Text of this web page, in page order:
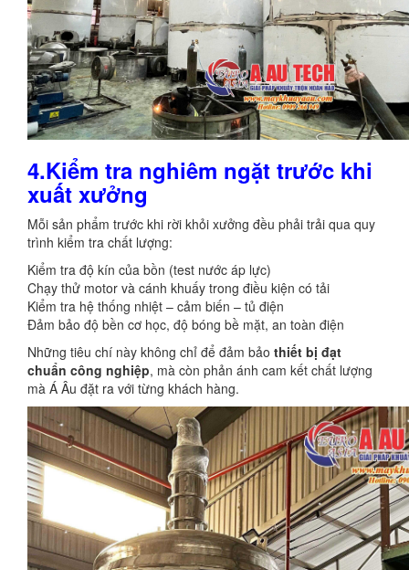
4.Kiểm tra nghiêm ngặt trước khi
xuất xưởng
Mỗi sản phẩm trước khi rời khỏi xưởng đều phải trải qua quy
trình kiểm tra chất lượng:
Kiểm tra độ kín của bồn (test nước áp lực)
Chạy thử motor và cánh khuấy trong điều kiện có tải
Kiểm tra hệ thống nhiệt – cảm biến – tủ điện
Đảm bảo độ bền cơ học, độ bóng bề mặt, an toàn điện
Những tiêu chí này không chỉ để đảm bảo thiết bị đạt
chuẩn công nghiệp, mà còn phản ánh cam kết chất lượng
mà Á Âu đặt ra với từng khách hàng.